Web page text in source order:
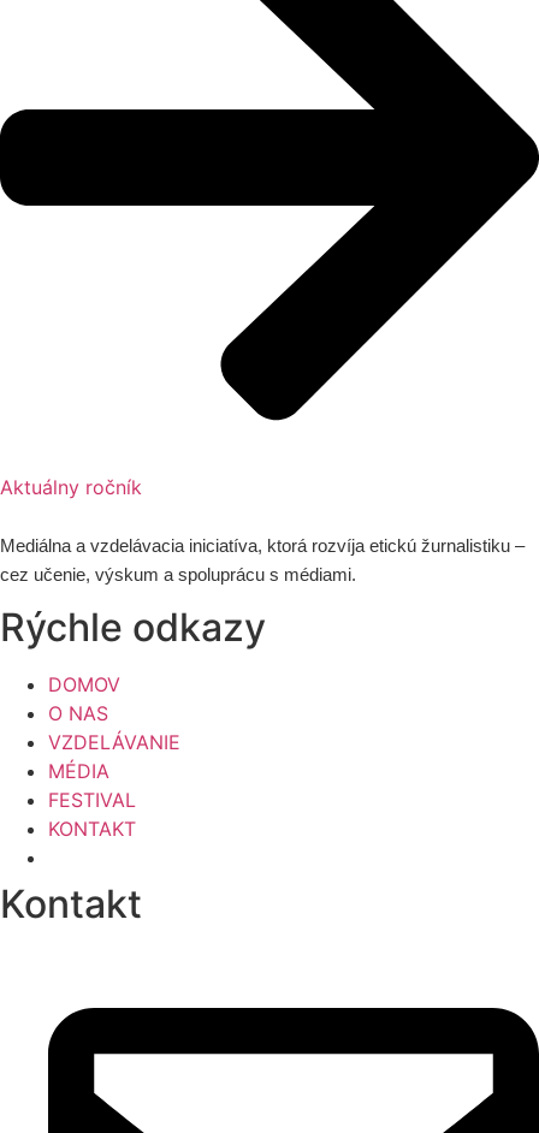
Aktuálny ročník
Mediálna a vzdelávacia iniciatíva, ktorá rozvíja etickú žurnalistiku –
cez učenie, výskum a spoluprácu s médiami.
Rýchle odkazy
DOMOV
O NAS
VZDELÁVANIE
MÉDIA
FESTIVAL
KONTAKT
Kontakt